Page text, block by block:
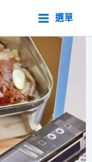
選單